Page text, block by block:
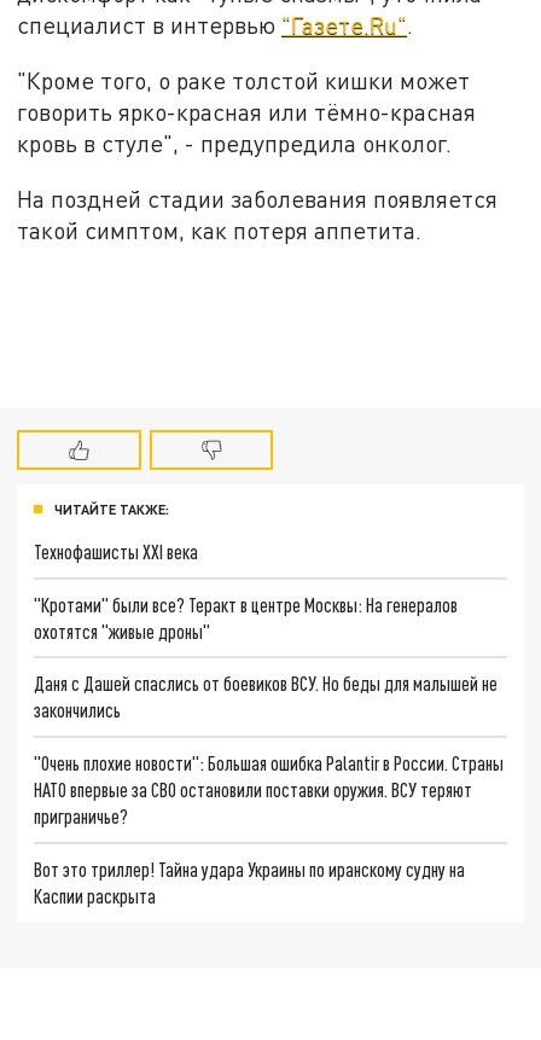
специалист в интервью "Газете.Ru".
"Кроме того, о раке толстой кишки может
говорить ярко-красная или тёмно-красная
кровь в стуле", - предупредила онколог.
На поздней стадии заболевания появляется
такой симптом, как потеря аппетита.
ЧИТАЙТЕ ТАКЖЕ:
Технофашисты XXI века
"Кротами" были все? Теракт в центре Москвы: На генералов
охотятся "живые дроны"
Даня с Дашей спаслись от боевиков ВСУ. Но беды для малышей не
закончились
"Очень плохие новости": Большая ошибка Palantir в России. Страны
НАТО впервые за СВО остановили поставки оружия. ВСУ теряют
приграничье?
Вот это триллер! Тайна удара Украины по иранскому судну на
Каспии раскрыта